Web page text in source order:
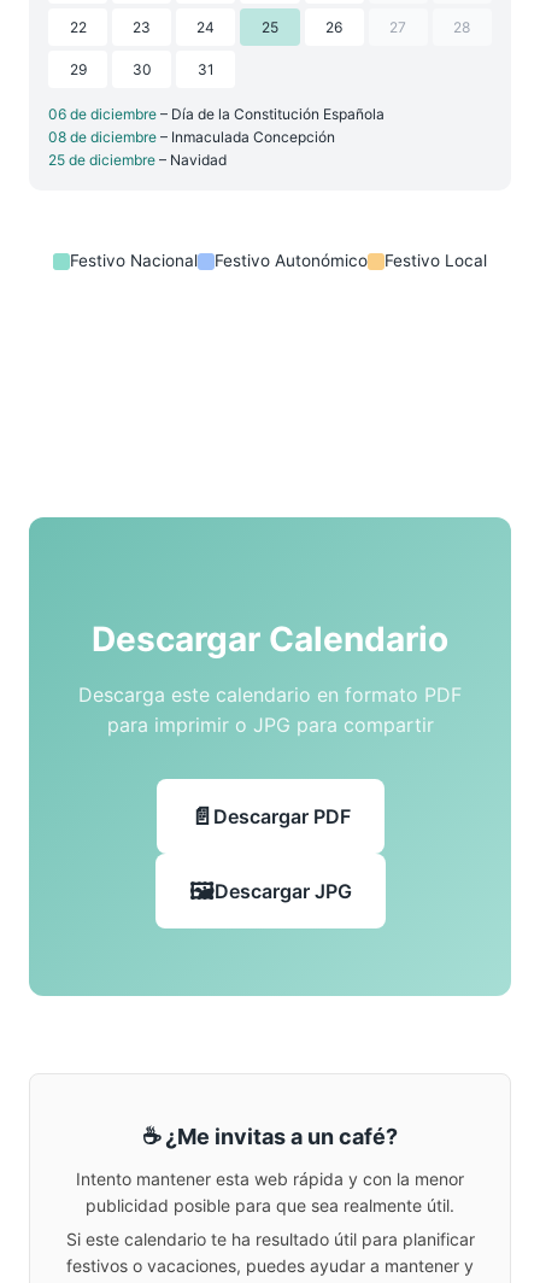
22 23 24 25 26 27 28
29 30 31
06 de diciembre – Día de la Constitución Española
08 de diciembre – Inmaculada Concepción
25 de diciembre – Navidad
Festivo Nacional Festivo Autonómico Festivo Local
Descargar Calendario
Descarga este calendario en formato PDF
para imprimir o JPG para compartir
Descargar PDF
Descargar JPG
☕ ¿Me invitas a un café?
Intento mantener esta web rápida y con la menor
publicidad posible para que sea realmente útil.
Si este calendario te ha resultado útil para planificar
festivos o vacaciones, puedes ayudar a mantener y